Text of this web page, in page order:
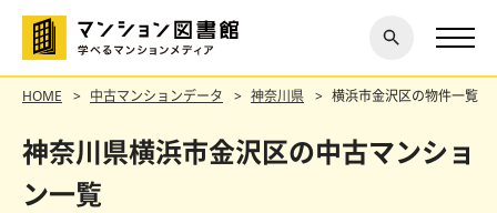
探す
閉じ
る
HOME 中古マンションデータ 神奈川県 横浜市金沢区の物件一覧
神奈川県横浜市金沢区の中古マンショ
ン一覧